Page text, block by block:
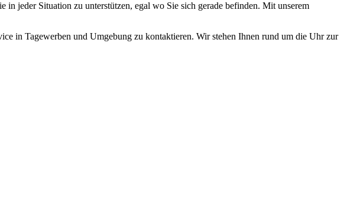
jeder Situation zu unterstützen, egal wo Sie sich gerade befinden. Mit unserem
in Tagewerben und Umgebung zu kontaktieren. Wir stehen Ihnen rund um die Uhr zur